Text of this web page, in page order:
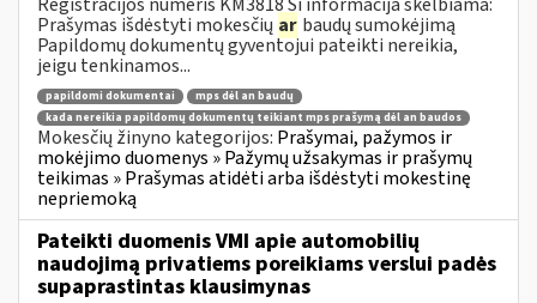
Prašymas išdėstyti mokesčių ar baudų sumokėjimą
Papildomų dokumentų gyventojui pateikti nereikia,
jeigu tenkinamos...
papildomi dokumentai
mps dėl an baudų
kada nereikia papildomų dokumentų teikiant mps prašymą dėl an baudos
Mokesčių žinyno kategorijos: Prašymai, pažymos ir
mokėjimo duomenys » Pažymų užsakymas ir prašymų
teikimas » Prašymas atidėti arba išdėstyti mokestinę
nepriemoką
Pateikti duomenis VMI apie automobilių
naudojimą privatiems poreikiams verslui padės
supaprastintas klausimynas